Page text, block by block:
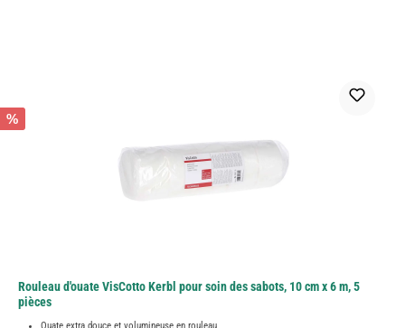
%
Rouleau d'ouate VisCotto Kerbl pour soin des sabots, 10 cm x 6 m, 5
pièces
Ouate extra douce et volumineuse en rouleau